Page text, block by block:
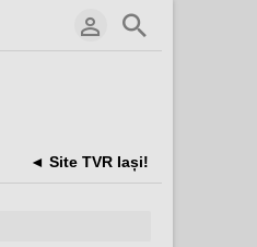
◄ Site TVR Iași!